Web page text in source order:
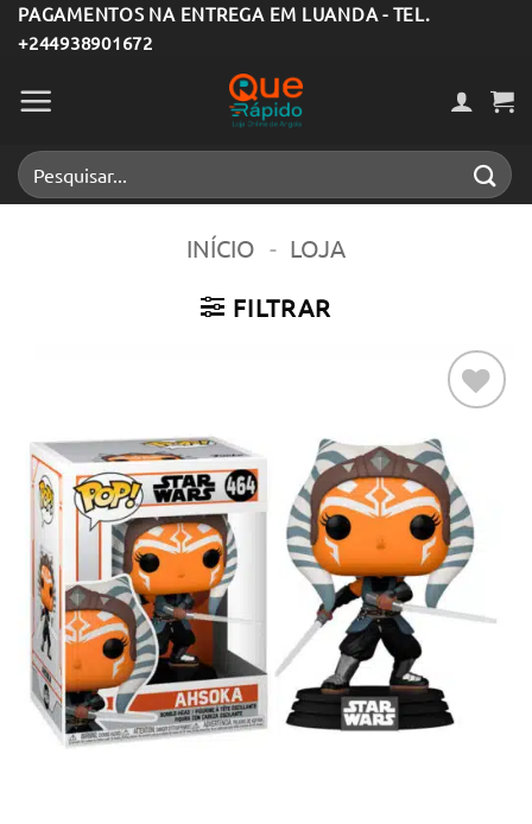
Skip
to
content
PAGAMENTOS NA ENTREGA EM LUANDA - TEL.
+244938901672
Pesquisar
por:
INÍCIO - LOJA
FILTRAR
Adicionar
aos meus
desejos